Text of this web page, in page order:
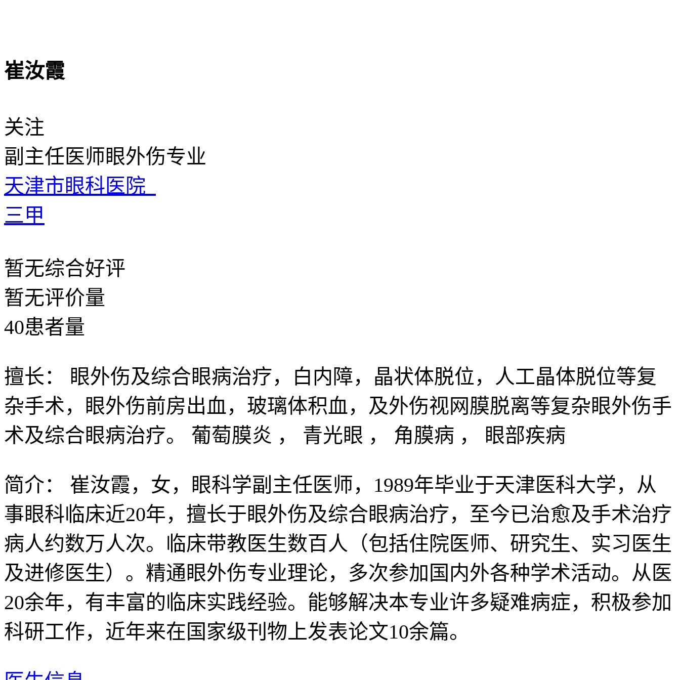
崔汝霞
关注
副主任医师眼外伤专业
天津市眼科医院
三甲
暂无综合好评
暂无评价量
40患者量
擅长：
眼外伤及综合眼病治疗，白内障，晶状体脱位，人工晶体脱位等复
杂手术，眼外伤前房出血，玻璃体积血，及外伤视网膜脱离等复杂眼外伤手
术及综合眼病治疗。 葡萄膜炎 ， 青光眼 ， 角膜病 ， 眼部疾病
简介：
崔汝霞，女，眼科学副主任医师，1989年毕业于天津医科大学，从
事眼科临床近20年，擅长于眼外伤及综合眼病治疗，至今已治愈及手术治疗
病人约数万人次。临床带教医生数百人（包括住院医师、研究生、实习医生
及进修医生）。精通眼外伤专业理论，多次参加国内外各种学术活动。从医
20余年，有丰富的临床实践经验。能够解决本专业许多疑难病症，积极参加
科研工作，近年来在国家级刊物上发表论文10余篇。